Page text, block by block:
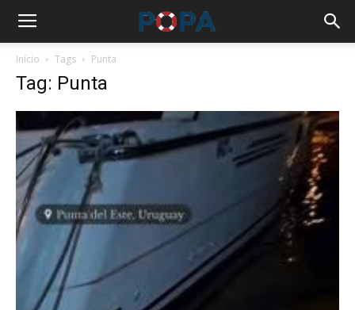
Início Tags Punta
Tag: Punta